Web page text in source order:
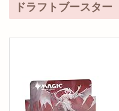
ドラフトブースター